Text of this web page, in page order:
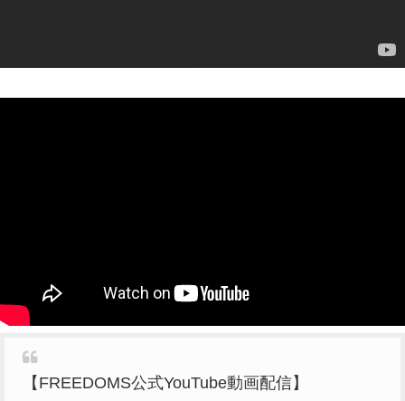
【FREEDOMS公式YouTube動画配信】